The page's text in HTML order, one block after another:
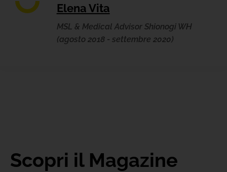
Elena Vita
MSL & Medical Advisor Shionogi WH
(agosto 2018 - settembre 2020)
Scopri il Magazine